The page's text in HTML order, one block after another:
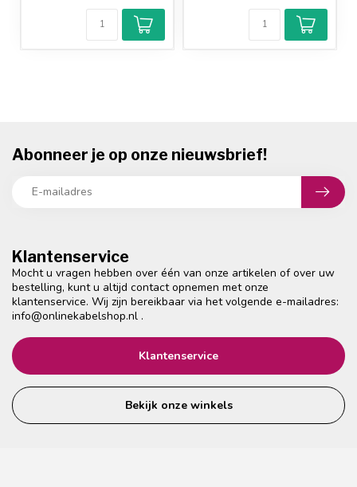
Klantenservice
Mocht u vragen hebben over één van onze artikelen of over uw
bestelling, kunt u altijd contact opnemen met onze
klantenservice. Wij zijn bereikbaar via het volgende e-mailadres:
info@onlinekabelshop.nl .
Klantenservice
Bekijk onze winkels
Abonneer je op onze nieuwsbrief!